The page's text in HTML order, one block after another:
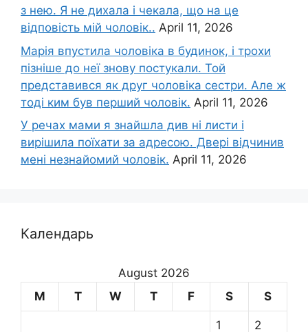
з нею. Я не дихала і чекала, що на це
відповість мій чоловік.. April 11, 2026
Марія впустила чоловіка в будинок, і трохи
пізніше до неї знову постукали. Той
представився як друг чоловіка сестри. Але ж
тоді ким був перший чоловік. April 11, 2026
У речах мами я знайшла див ні листи і
вирішила поїхати за адресою. Двері відчинив
мені незнайомий чоловік. April 11, 2026
Календарь
August 2026
M
T W T F S S
1 2